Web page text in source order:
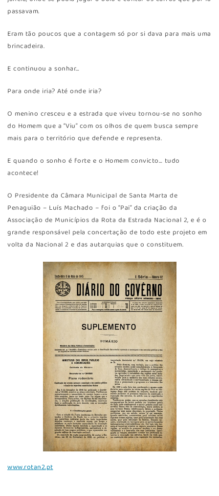
passavam.
Eram tão poucos que a contagem só por si dava para mais uma
brincadeira.
E continuou a sonhar…
Para onde iria? Até onde iria?
O menino cresceu e a estrada que viveu tornou-se no sonho
do Homem que a “Viu” com os olhos de quem busca sempre
mais para o território que defende e representa.
E quando o sonho é forte e o Homem convicto… tudo
acontece!
O Presidente da Câmara Municipal de Santa Marta de
Penaguião – Luís Machado – foi o “Pai” da criação da
Associação de Municípios da Rota da Estrada Nacional 2, e é o
grande responsável pela concertação de todo este projeto em
volta da Nacional 2 e das autarquias que o constituem.
www.rotan2.pt